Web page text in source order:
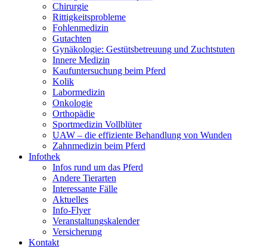
Chirurgie
Rittigkeitsprobleme
Fohlenmedizin
Gutachten
Gynäkologie: Gestütsbetreuung und Zuchtstuten
Innere Medizin
Kaufuntersuchung beim Pferd
Kolik
Labormedizin
Onkologie
Orthopädie
Sportmedizin Vollblüter
UAW – die effiziente Behandlung von Wunden
Zahnmedizin beim Pferd
Infothek
Infos rund um das Pferd
Andere Tierarten
Interessante Fälle
Aktuelles
Info-Flyer
Veranstaltungskalender
Versicherung
Kontakt